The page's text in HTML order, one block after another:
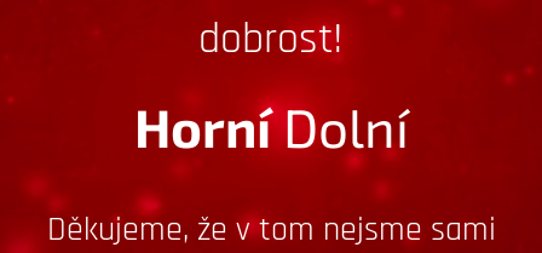
dobrost!
HorníDolní
Děkujeme, že v tom nejsme sami